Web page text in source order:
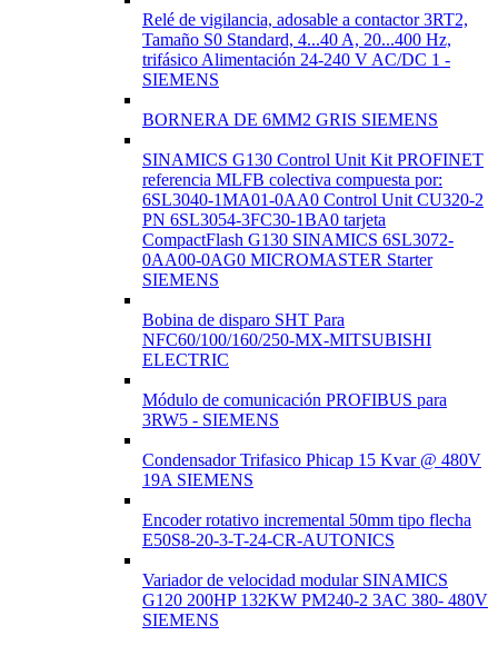
Relé de vigilancia, adosable a contactor 3RT2,
Tamaño S0 Standard, 4...40 A, 20...400 Hz,
trifásico Alimentación 24-240 V AC/DC 1 -
SIEMENS
BORNERA DE 6MM2 GRIS SIEMENS
SINAMICS G130 Control Unit Kit PROFINET
referencia MLFB colectiva compuesta por:
6SL3040-1MA01-0AA0 Control Unit CU320-2
PN 6SL3054-3FC30-1BA0 tarjeta
CompactFlash G130 SINAMICS 6SL3072-
0AA00-0AG0 MICROMASTER Starter
SIEMENS
Bobina de disparo SHT Para
NFC60/100/160/250-MX-MITSUBISHI
ELECTRIC
Módulo de comunicación PROFIBUS para
3RW5 - SIEMENS
Condensador Trifasico Phicap 15 Kvar @ 480V
19A SIEMENS
Encoder rotativo incremental 50mm tipo flecha
E50S8-20-3-T-24-CR-AUTONICS
Variador de velocidad modular SINAMICS
G120 200HP 132KW PM240-2 3AC 380- 480V
SIEMENS